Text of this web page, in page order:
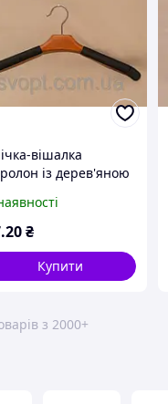
вішалка
із дерев'яною
.20₴
Купити
з 2000+